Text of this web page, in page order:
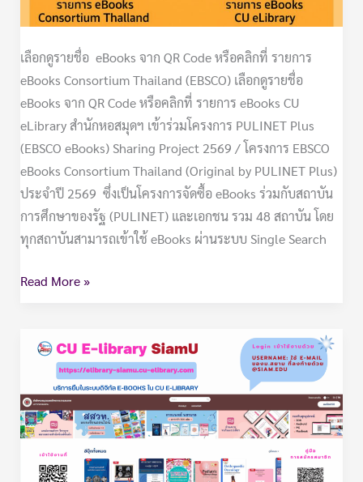
เลือกดูรายชื่อ eBooks จาก QR Code หรือคลิกที่ รายการ
eBooks Consortium Thailand (EBSCO) เลือกดูรายชื่อ
eBooks จาก QR Code หรือคลิกที่ รายการ eBooks CU
eLibrary สำนักหอสมุดฯ เข้าร่วมโครงการ PULINET Plus
(EBSCO eBooks) Sharing Project 2569 / โครงการ EBSCO
eBooks Consortium Thailand (Original by PULINET Plus)
ประจำปี 2569 ซึ่งเป็นโครงการจัดซื้อ eBooks ร่วมกับสถาบัน
การศึกษาของรัฐ (PULINET) และเอกชน รวม 48 สถาบัน โดย
ทุกสถาบันสามารถเข้าใช้ eBooks ผ่านระบบ Single Search
Read More »
อ่าน
eBooks:
elibrary